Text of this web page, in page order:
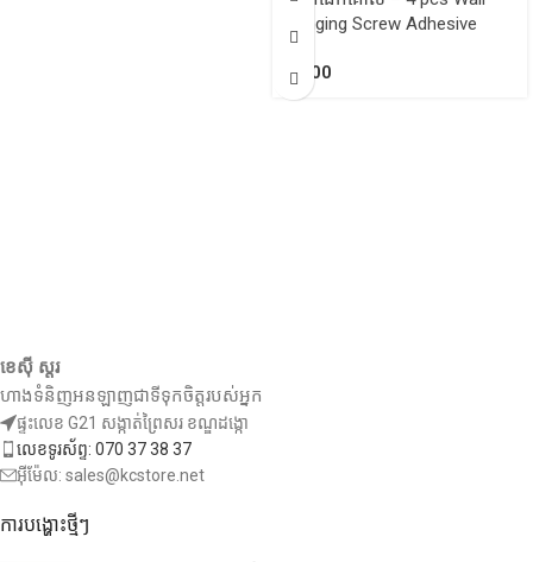
Hanging Screw Adhesive
$1.00
ខេស៊ី ស្តរ
ហាងទំនិញអនឡាញជាទីទុកចិត្តរបស់អ្នក
ផ្ទះលេខ G21 សង្កាត់ព្រៃសរ ខណ្ឌដង្កោ
លេខទូរស័ព្ទ: 070 37 38 37
អ៊ីម៉ែល: sales@kcstore.net
ការបង្ហោះថ្មីៗ